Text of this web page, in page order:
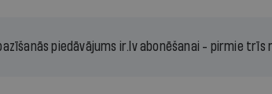
piedāvājums ir.lv abonēšanai - pirmie trīs